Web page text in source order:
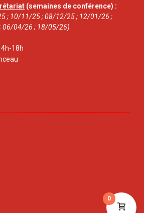
(semaines de conférence) :
; 10/11/25 ; 08/12/25 ; 12/01/26 ;
06/04/26 ; 18/05/26)
18h
0